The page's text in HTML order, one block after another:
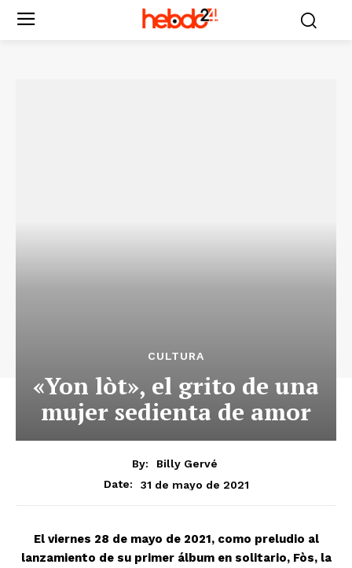
CULTURA
«Yon lòt», el grito de una
mujer sedienta de amor
By:
Billy Gervé
Date:
31 de mayo de 2021
El viernes 28 de mayo de 2021, como preludio al
lanzamiento de su primer álbum en solitario, Fòs, la